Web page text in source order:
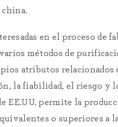
china.
en el proceso de
métodos de
atributos relacionados
la fiabilidad, el riesgo y
EE.UU. permite la
o superiores a